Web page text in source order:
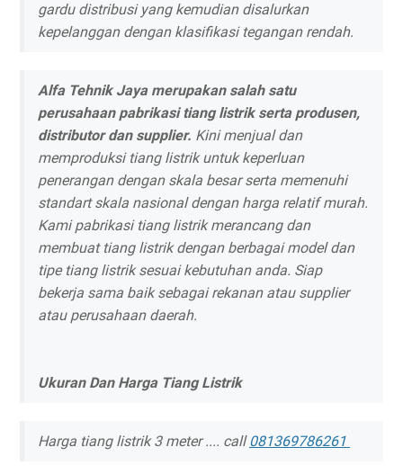
gardu distribusi yang kemudian disalurkan
kepelanggan dengan klasifikasi tegangan rendah.
Alfa Tehnik Jaya merupakan salah satu
perusahaan pabrikasi tiang listrik serta produsen,
distributor dan supplier. Kini menjual dan
memproduksi tiang listrik untuk keperluan
penerangan dengan skala besar serta memenuhi
standart skala nasional dengan harga relatif murah.
Kami pabrikasi tiang listrik merancang dan
membuat tiang listrik dengan berbagai model dan
tipe tiang listrik sesuai kebutuhan anda. Siap
bekerja sama baik sebagai rekanan atau supplier
atau perusahaan daerah.
Ukuran Dan Harga Tiang Listrik
Harga tiang listrik 3 meter .... call081369786261